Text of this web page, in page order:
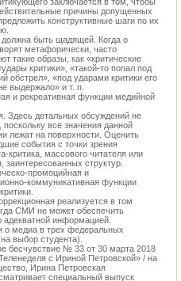
причины допущенных
конструктивные шаги по их
должна быть щадящей. Когда о
метафорически, часто
такие образы, как «критические
критики», «такой-то попал под
обстрел», «под ударами критики его
выдержало» и т. п.
и рекреативная функции медийной
Здесь детальных обсуждений не
поскольку все значения данной
лежат на поверхности. Оценить
события с точки зрения
критика, массового читателя или
заинтересованных структур.
промоцийная и
коммуникативная функции
реализуется в том
СМИ не может обеспечить
адекватной информацией.
о медиа в трех федеральных
выбор студента).
бесчувствие № 33 от 30 марта 2018
с Ириной Петровской» / на
Ирина Петровская
специальный выпуск